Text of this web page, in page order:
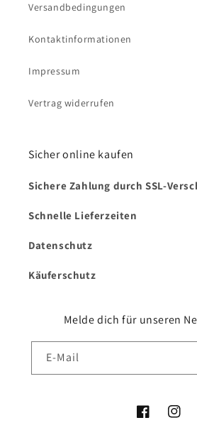
Versandbedingungen
Kontaktinformationen
Impressum
Vertrag widerrufen
Sicher online kaufen
Sichere Zahlung durch SSL-
Schnelle Lieferzeiten
Datenschutz
Käuferschutz
Melde dich für unseren
E-Mail
Facebook